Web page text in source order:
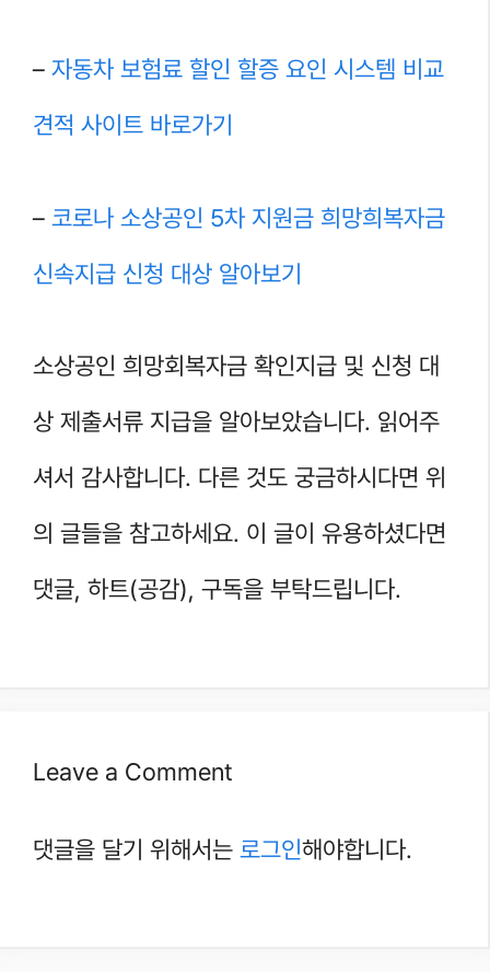
– 자동차 보험료 할인 할증 요인 시스템 비교
견적 사이트 바로가기
– 코로나 소상공인 5차 지원금 희망희복자금
신속지급 신청 대상 알아보기
소상공인 희망회복자금 확인지급 및 신청 대
상 제출서류 지급을 알아보았습니다. 읽어주
셔서 감사합니다. 다른 것도 궁금하시다면 위
의 글들을 참고하세요. 이 글이 유용하셨다면
댓글, 하트(공감), 구독을 부탁드립니다.
Leave a Comment
댓글을 달기 위해서는 로그인해야합니다.